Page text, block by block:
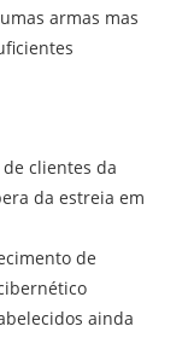
armas mas
clientes da
da estreia em
de
ainda